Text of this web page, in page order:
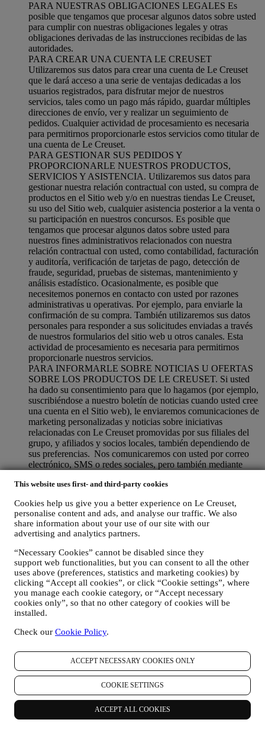
This website uses first- and third-party cookies
Cookies help us give you a better experience on Le Creuset,
personalise content and ads, and analyse our traffic. We also
share information about your use of our site with our
advertising and analytics partners.
“Necessary Cookies” cannot be disabled since they
support web functionalities, but you can consent to all the other
uses above (preferences, statistics and marketing cookies) by
clicking “Accept all cookies”, or click “Cookie settings”, where
you manage each cookie category, or “Accept necessary
cookies only”, so that no other category of cookies will be
installed.
Check our Cookie Policy.
ACCEPT NECESSARY COOKIES ONLY
COOKIE SETTINGS
ACCEPT ALL COOKIES
PARA NUESTRAS OBLIGACIONES LEGALES Es
posible que tengamos que procesar algunos datos sobre usted
para cumplir con nuestras obligaciones legales y otras
obligaciones derivadas de las instrucciones recibidas de las
autoridades.
PARA CREAR UNA CUENTA LE CREUSET
Utilizaremos sus datos para crear una cuenta de Le Creuset
que le dará acceso a una serie de ventajas dedicadas a los
usuarios registrados, para disfrutar mejor de nuestros
servicios, tales como un pago más rápido, guardar múltiples
direcciones de envío, ver y realizar un seguimiento de
pedidos. Cualquier actividad de procesamiento es necesaria
para permitirnos proporcionarle estos servicios como titular de
una cuenta de Le Creuset.
PARA GESTIONAR SUS PEDIDOS Y
PROPORCIONARLE NUESTROS PRODUCTOS,
SERVICIOS Y ASISTENCIA. Utilizaremos sus datos para
gestionar nuestra relación contractual con usted, su compra de
productos en el Sitio web y/o en nuestras tiendas Le Creuset,
su uso del Sitio web, cualquier asistencia posterior a la venta o
su participación en nuestros concursos. Es posible que
tengamos que procesar algunos datos sobre usted para
nuestros fines administrativos relacionados con nuestra
relación contractual con usted, como contabilidad, facturación
y auditoría, verificación de tarjetas de pago, detección de
fraude, seguridad, pruebas de sistemas, mantenimiento y
análisis estadístico. Ocasionalmente, es posible que
necesitemos ponernos en contacto con usted por razones
administrativas u operativas. Por ejemplo, para enviarle la
confirmación de su compra. También utilizaremos sus datos
personales para responder a sus solicitudes enviadas a través
de nuestros formularios del sitio web u otros canales. Esta
actividad de procesamiento es necesaria para permitirnos
proporcionarle nuestros servicios.
PARA INFORMARLE SOBRE NOTICIAS U OFERTAS
SOBRE LOS PRODUCTOS DE LE CREUSET. Si usted
ha dado su consentimiento para que lo hagamos (por ejemplo,
suscribiéndose a nuestro boletín de noticias cuando usted cree
una cuenta en el Sitio web), le enviaremos comunicaciones de
marketing personalizadas y noticias sobre iniciativas
relacionadas con Le Creuset promovidas por sus filiales del
grupo, y afiliados y socios locales, también dependiendo de
sus preferencias. Nos comunicaremos con usted por correo
electrónico, SMS o redes sociales, pero también mediante
relacionarán con los productos de Le Creuset o con las nuevas
encuestas, demostraciones organizadas por Le Creuset u
ofertas especiales que le puedan gustar. Estas comunicaciones
pueden seleccionarse o adaptarse para usted en función de los
detalles que tenemos sobre usted, como su ubicación o su
historial de compras, o las preferencias de nuestros productos.
Usaremos sus datos para comprender mejor sus intereses. Esto
nos permite personalizar nuestras comunicaciones para
hacerlas más relevantes e interesantes. No será utilizada para
otros efectos. También recopilamos estadísticas sobre la
apertura de correo electrónico y clics utilizando tecnologías
estándar de la industria (incluidos los píxeles de seguimiento
nuestros boletines informativos. Este procesamiento se basa
marketing personalizadas de nuestra parte. La opción de
suscripción se puede ejercer en los puntos donde se recopila
información personal seleccionando la casilla de verificación
Exclusión voluntaria: Puede dejar de recibir nuestras
comunicaciones o actualizaciones de marketing en cualquier